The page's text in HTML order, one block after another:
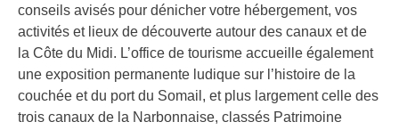
conseils avisés pour dénicher votre hébergement, vos
activités et lieux de découverte autour des canaux et de
la Côte du Midi. L’office de tourisme accueille également
une exposition permanente ludique sur l’histoire de la
couchée et du port du Somail, et plus largement celle des
trois canaux de la Narbonnaise, classés Patrimoine